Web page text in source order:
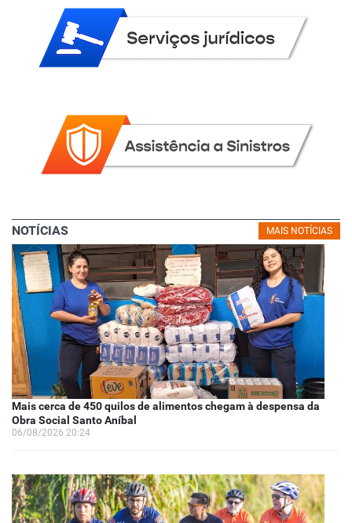
MAIS NOTÍCIAS
NOTÍCIAS
Mais cerca de 450 quilos de alimentos chegam à despensa da
Obra Social Santo Aníbal
06/08/2026 20:24